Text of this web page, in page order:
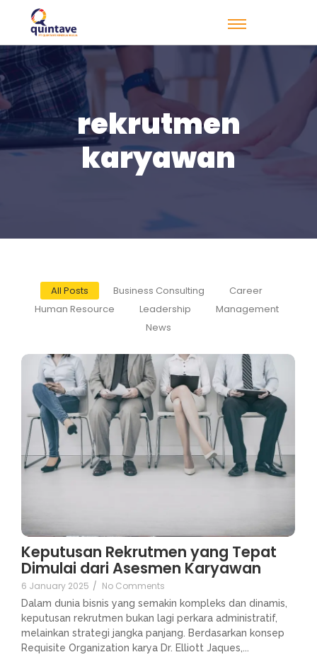
rekrutmen
karyawan
All Posts Business Consulting
Career
Human Resource
Leadership
Management
News
Keputusan Rekrutmen yang Tepat
Dimulai dari Asesmen Karyawan
6 January 2025 / No Comments
Dalam dunia bisnis yang semakin kompleks dan dinamis,
keputusan rekrutmen bukan lagi perkara administratif,
melainkan strategi jangka panjang. Berdasarkan konsep
Requisite Organization karya Dr. Elliott Jaques,...